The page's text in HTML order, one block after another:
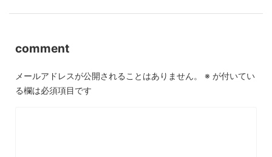
comment
メールアドレスが公開されることはありません。 ※ が付いてい
る欄は必須項目です